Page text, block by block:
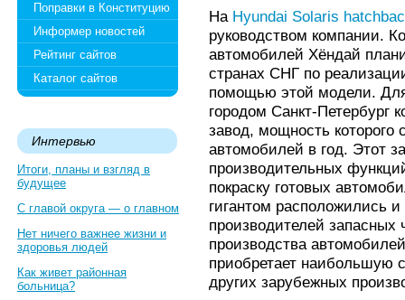
Поправки в Конституцию
Информер новостей
Рейтинг сайтов
Каталог сайтов
Интервью
Итоги, планы и взгляд в
будущее
С главой округа — о главном
Нет ничего важнее жизни и
здоровья людей
Как живет районная
больница?
На Hyundai Solaris
руководством компании.
автомобилей Хёндай
странах СНГ по
помощью этой модели.
городом Санкт-Петербург
завод, мощность которого
автомобилей в год. Этот
производительных
покраску готовых
гигантом расположились
производителей
производства
приобретает наибольшую
других зарубежных